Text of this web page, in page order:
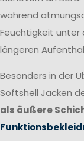
während
Feuchtigkeit unter
längeren
Besonders in der
Softshell Jacken
als äußere